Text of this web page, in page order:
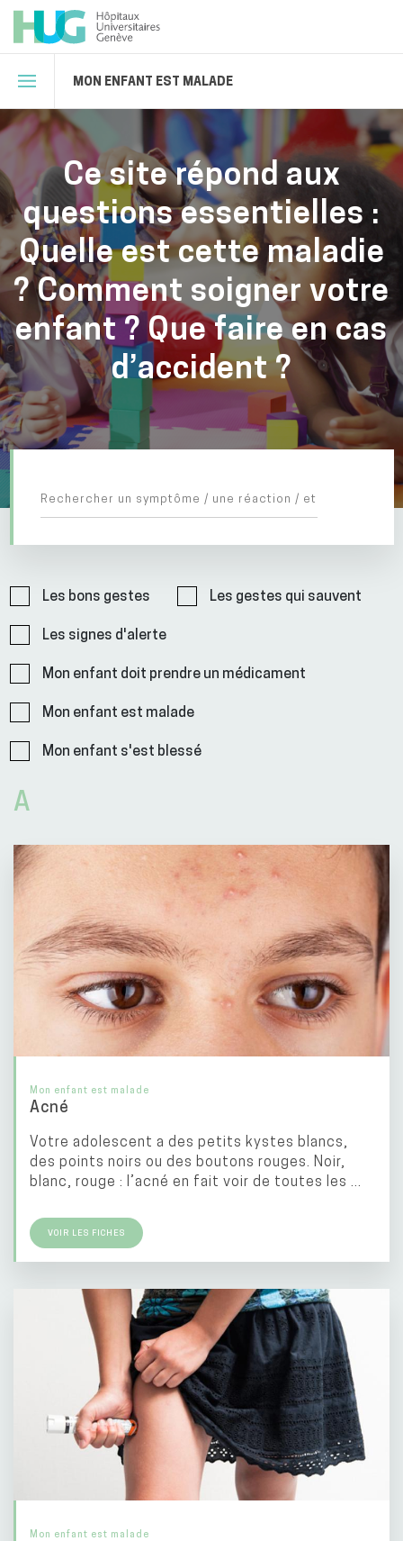
MON ENFANT EST MALADE
Ce site répond aux
questions essentielles :
Quelle est cette maladie
? Comment soigner votre
enfant ? Que faire en cas
d’accident ?
Les bons gestes Les gestes qui sauvent
Les signes d'alerte
Mon enfant doit prendre un médicament
Mon enfant est malade
Mon enfant s'est blessé
A
Mon enfant est malade
Acné
Votre adolescent a des petits kystes blancs,
des points noirs ou des boutons rouges. Noir,
blanc, rouge : l’acné en fait voir de toutes les ...
VOIR LES FICHES
Mon enfant est malade